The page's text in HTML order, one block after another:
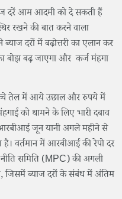
दरें आम आदमी को दे सकती हैं
रखने की बात करने वाला
दरों में बढ़ोत्तरी का एलान कर
बढ़ जाएगा और कर्ज मंहगा
तेल में आये उछाल और रुपये में
को थामने के लिए भारी दबाव
जून यानी अगले महीने से
है। वर्तमान में आरबीआई की रेपो दर
समिति (MPC) की अगली
जिसमें ब्याज दरों के संबंध में अंतिम